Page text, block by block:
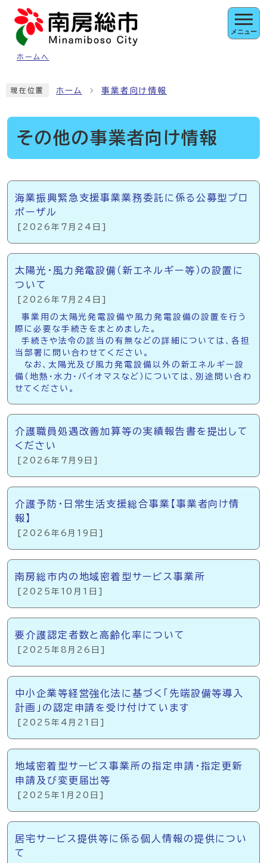
ページの先頭です
ホームへ
メニュー
現在位置 ホーム 事業者向け情報
その他の事業者向け情報
メインメニュー
海業振興緊急支援事業業務委託に係る公募型プロ
ポーザル
[2026年7月24日]
太陽光・風力発電設備（新エネルギー等）の設置に
ついて
[2026年7月24日]
事業用の太陽光発電設備や風力発電設備の設置を行う
際に必要な手続きをまとめました。
手続きや法令の該当の有無などの詳細については、各担
当部署に問い合わせてください。
なお、太陽光及び風力発電設備以外の新エネルギー設
備（地熱・水力・バイオマスなど）については、別途問い合わ
せてください。
介護職員処遇改善加算等の実績報告書を提出して
ください
[2026年7月9日]
介護予防・日常生活支援総合事業【事業者向け情
報】
[2026年6月19日]
南房総市内の地域密着型サービス事業所
[2025年10月1日]
要介護認定者数と高齢化率について
[2025年8月26日]
中小企業等経営強化法に基づく「先端設備等導入
計画」の認定申請を受け付けています
[2025年4月21日]
地域密着型サービス事業所の指定申請・指定更新
申請及び変更届出等
[2025年1月20日]
居宅サービス提供等に係る個人情報の提供につい
て